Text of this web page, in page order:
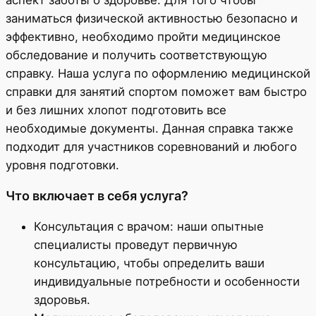
заниматься физической активностью безопасно и
эффективно, необходимо пройти медицинское
обследование и получить соответствующую
справку. Наша услуга по оформлению медицинской
справки для занятий спортом поможет вам быстро
и без лишних хлопот подготовить все
необходимые документы. Данная справка также
подходит для участников соревнований и любого
уровня подготовки.
Что включает в себя услуга?
Консультация с врачом: наши опытные
специалисты проведут первичную
консультацию, чтобы определить ваши
индивидуальные потребности и особенности
здоровья.